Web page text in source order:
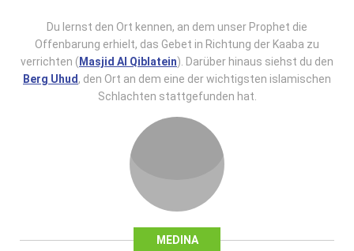
MEDINA
Du lernst den Ort kennen, an dem unser Prophet die
Offenbarung erhielt, das Gebet in Richtung der Kaaba zu
verrichten ( Masjid Al Qiblatein). Darüber hinaus siehst du den
Berg Uhud, den Ort an dem eine der wichtigsten islamischen
Schlachten stattgefunden hat.